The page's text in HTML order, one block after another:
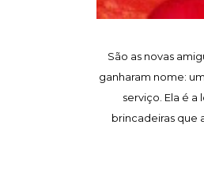
São as novas
ganharam nome:
serviço. Ela é a
brincadeiras que